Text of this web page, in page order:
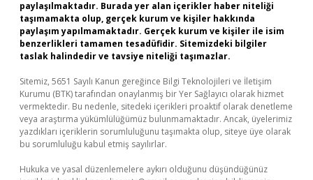
paylaşılmaktadır. Burada yer alan içerikler haber niteliği
taşımamakta olup, gerçek kurum ve kişiler hakkında
paylaşım yapılmamaktadır. Gerçek kurum ve kişiler ile isim
benzerlikleri tamamen tesadüfidir. Sitemizdeki bilgiler
taslak halindedir ve tavsiye niteliği taşımazlar.
Sitemiz, 5651 Sayılı Kanun gereğince Bilgi Teknolojileri ve İletişim
Kurumu (BTK) tarafından onaylanmış bir Yer Sağlayıcı olarak hizmet
vermektedir. Bu nedenle, sitedeki içerikleri proaktif olarak denetleme
veya araştırma yükümlülüğümüz bulunmamaktadır. Ancak, üyelerimiz
yazdıkları içeriklerin sorumluluğunu taşımakta olup, siteye üye olarak
bu sorumluluğu kabul etmiş sayılırlar.
Hukuka ve yasal düzenlemelere aykırı olduğunu düşündüğünüz